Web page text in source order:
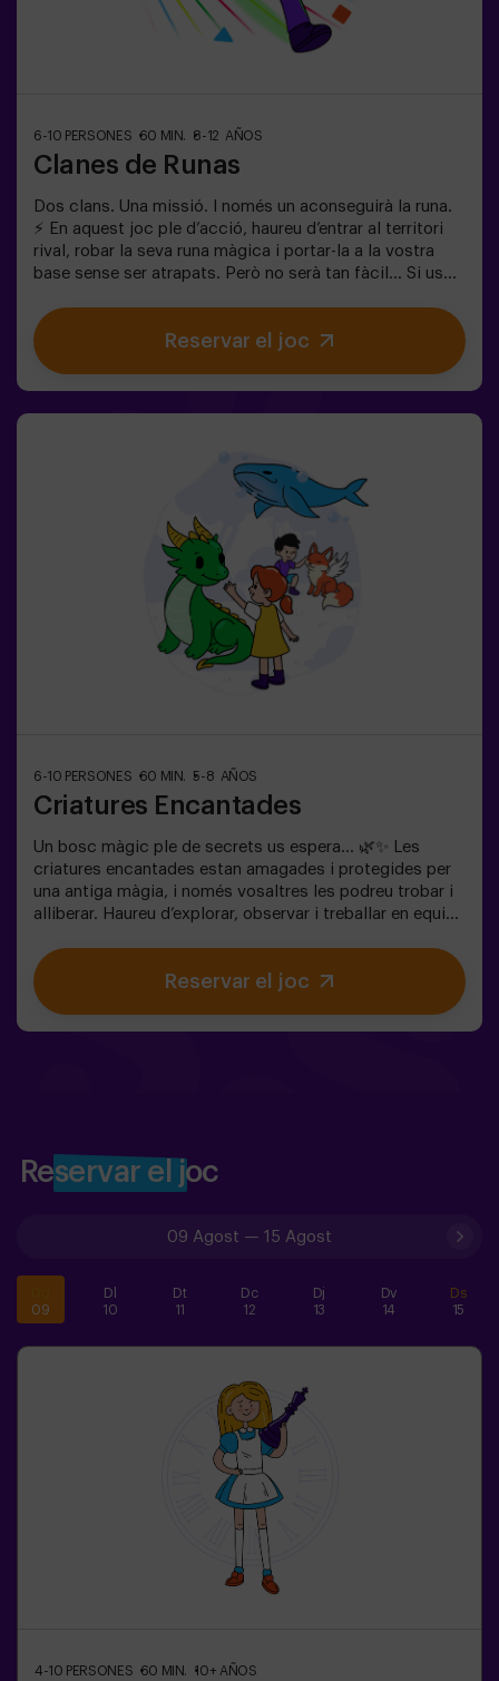
divertida.✅ Ideal per a nens | famílies | festes
infantilsImportant: els infants han d’anar acompanyats
d’un adult, que també compta com a jugador.
6-10 PERSONES 60 MIN. 8-12 AÑOS
Clanes de Runas
Dos clans. Una missió. I només un aconseguirà la runa.
⚡ En aquest joc ple d’acció, haureu d’entrar al territori
rival, robar la seva runa màgica i portar-la a la vostra
base sense ser atrapats. Però no serà tan fàcil… Si us
alliberi. ❄️ La clau és moure’s ràpid, coordinar-se en
equip i saber quan atacar o defensar. Aquí no només es
tracta de córrer, sinó de jugar en equip i prendre
Reservar el joc
6-10 PERSONES 60 MIN. 5-8 AÑOS
Criatures Encantades
Un bosc màgic ple de secrets us espera… 🌿✨ Les
criatures encantades estan amagades i protegides per
una antiga màgia, i només vosaltres les podreu trobar i
alliberar. Haureu d’explorar, observar i treballar en equip
que les mantenen atrapades. Cada criatura és única i us
posarà a prova d’una manera diferent. Aquí no es tracta
de competir, sinó d’ajudar, descobrir i viure una aventura
Reservar el joc
Reservar el joc
09 Agost — 15 Agost
09
Dl
10
Dt
11
Dc
12
Dj
13
Dv
14
Ds
15
4-10 PERSONES 60 MIN. 10+ AÑOS